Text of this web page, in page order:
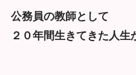
公務員の教師として
２０年間生きてきた人生